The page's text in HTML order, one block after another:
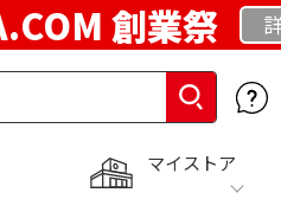
創業祭
マイストア